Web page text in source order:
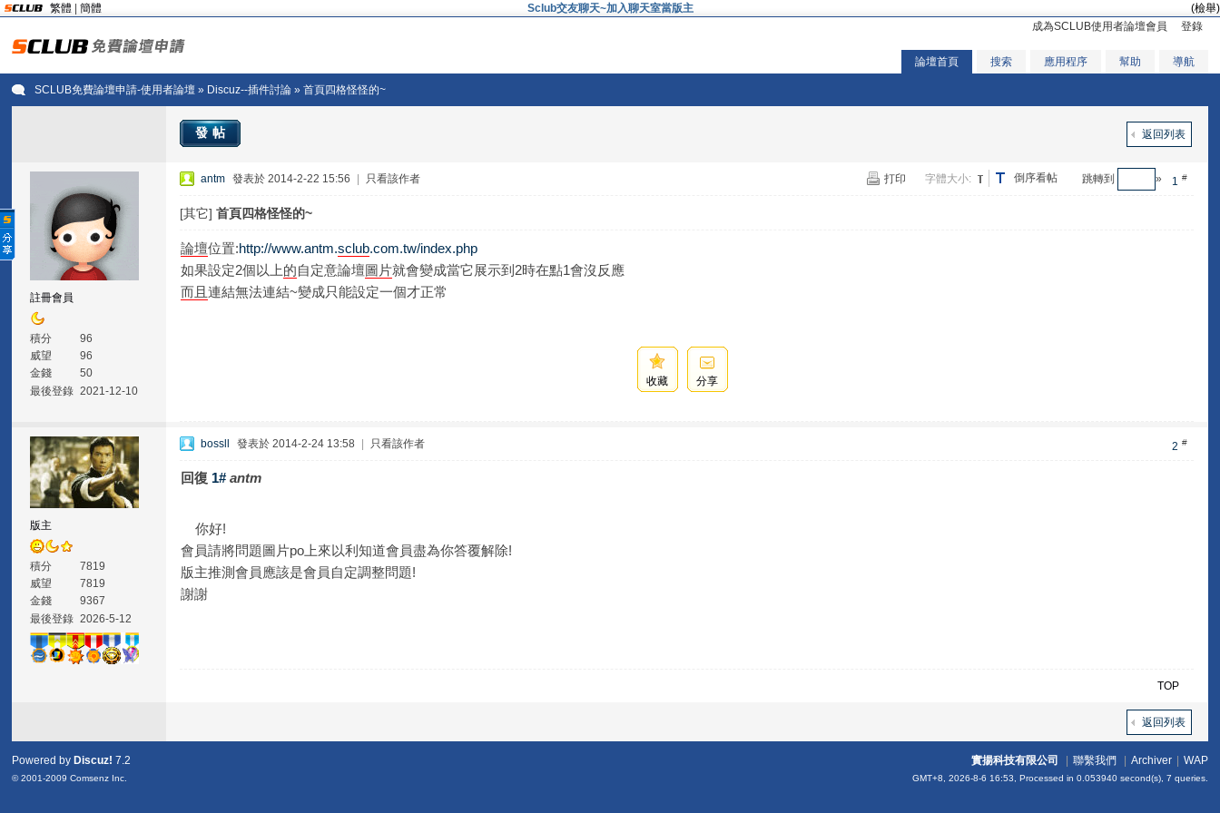
繁體 簡體 Sclub交友聊天~加入聊天室當版主
(檢舉)
成為SCLUB使用者論壇會員
登錄
論壇首頁 搜索 應用程序 幫助 導航
SCLUB免費論壇申請-使用者論壇 » Discuz--插件討論 » 首頁四格怪怪的~
返回列表
發帖
註冊會員
積分
96
威望
96
金錢
50
最後登錄 2021-12-10
1 #
跳轉到 »
倒序看帖
打印 字體大小:
antm 發表於 2014-2-22 15:56 只看該作者
[其它] 首頁四格怪怪的~
論壇位置:http://www.antm.sclub.com.tw/index.php
如果設定2個以上的自定意論壇圖片就會變成當它展示到2時在點1會沒反應
而且連結無法連結~變成只能設定一個才正常
收藏 分享
版主
積分
7819
威望
7819
金錢
9367
最後登錄 2026-5-12
2 #
bossll 發表於 2014-2-24 13:58 只看該作者
回復 1# antm
你好!
會員請將問題圖片po上來以利知道會員盡為你答覆解除!
版主推測會員應該是會員自定調整問題!
謝謝
TOP
返回列表
實揚科技有限公司 聯繫我們 Archiver WAP
GMT+8, 2026-8-6 16:53, Processed in 0.053940 second(s), 7 queries.
Powered by Discuz! 7.2
© 2001-2009Comsenz Inc.